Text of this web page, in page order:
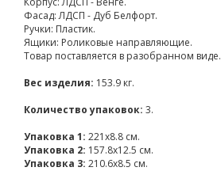
Фасад: ЛДСП - Дуб Белфорт.
Ручки: Пластик.
Ящики: Роликовые направляющие.
Товар поставляется в разобранном виде.
Вес изделия: 153.9 кг.
Количество упаковок: 3.
Упаковка 1: 221x8.8 см.
Упаковка 2: 157.8x12.5 см.
Упаковка 3: 210.6x8.5 см.